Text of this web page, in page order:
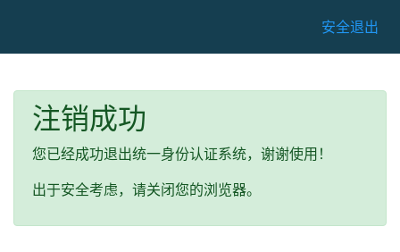
安全退出
注销成功
您已经成功退出统一身份认证系统，谢谢使用！
出于安全考虑，请关闭您的浏览器。